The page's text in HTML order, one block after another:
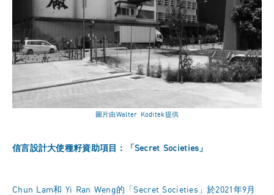
圖片由Walter Koditek提供
信言設計大使種籽資助項目：「Secret Societies」
Chun Lam和 Yi Ran Weng的「Secret Societies」於2021年9月